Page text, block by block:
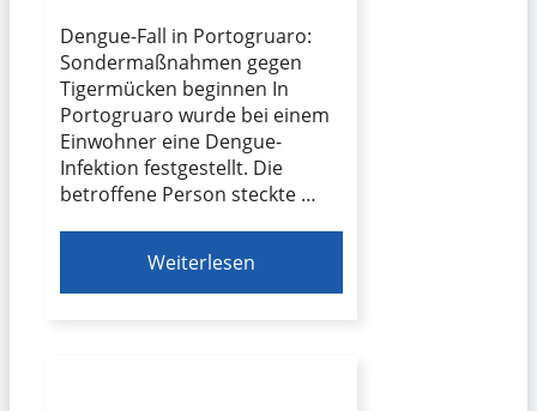
Dengue-Fall in Portogruaro:
Sondermaßnahmen gegen
Tigermücken beginnen In
Portogruaro wurde bei einem
Einwohner eine Dengue-
Infektion festgestellt. Die
betroffene Person steckte …
Weiterlesen